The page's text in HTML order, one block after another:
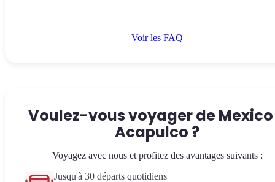
Voir les FAQ
Voulez-vous voyager de
Acapulco ?
Voyagez avec nous et profitez des avantages suivants :
Jusqu'à 30 départs quotidiens